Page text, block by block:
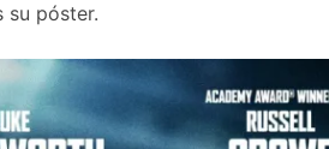
su póster.